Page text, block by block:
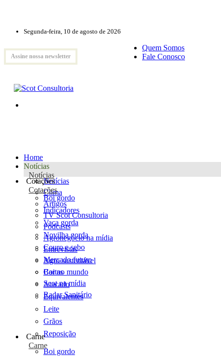
Segunda-feira, 10 de agosto de 2026
Assine nossa newsletter
Quem Somos
Fale Conosco
Home
Notícias
Notícias
Notícias
Clima
Artigos
TV Scot Consultoria
Podcasts
Agronegócio na mídia
Entrevistas
Agro sustentável
Cartas
Scot na mídia
Radar Sanitário
Cotações
Cotações
Boi gordo
Indicadores
Vaca gorda
Novilha gorda
Couro e sebo
Mercado futuro
Boi no mundo
Atacado
Equivalentes
Leite
Grãos
Reposição
Carne
Carne
Boi gordo